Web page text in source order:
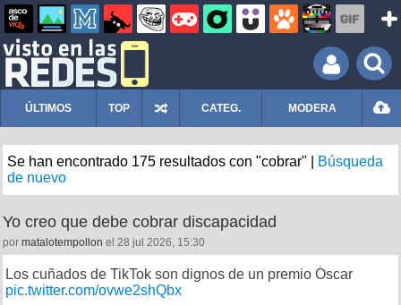
ÚLTIMOS TOP CATEG. MODERA
Se han encontrado 175 resultados con "cobrar" |
Búsqueda
de nuevo
Yo creo que debe cobrar discapacidad
por matalotempollon el 28 jul 2026, 15:30
Los cuñados de TikTok son dignos de un premio Óscar
pic.twitter.com/ovwe2shQbx